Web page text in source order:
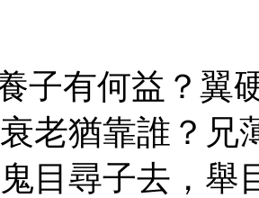
養子有何益？
老猶靠誰？兄
目尋子去，舉